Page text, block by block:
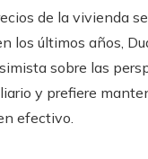
de la vivienda
los últimos años,
sobre las
y prefiere
efectivo.